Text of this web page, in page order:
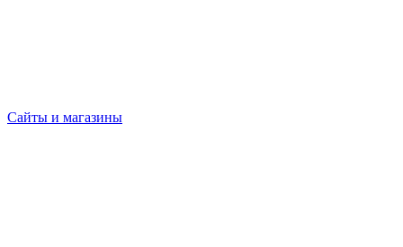
Сайты и магазины